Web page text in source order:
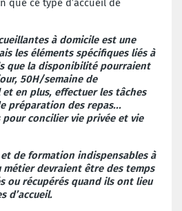
ce type d’accueil de
à domicile est une
les éléments spécifiques liés à
que la disponibilité pourraient
50H/semaine de
en plus, effectuer les tâches
préparation des repas...
concilier vie privée et vie
de formation indispensables à
métier devraient être des temps
ou récupérés quand ils ont lieu
d’accueil.